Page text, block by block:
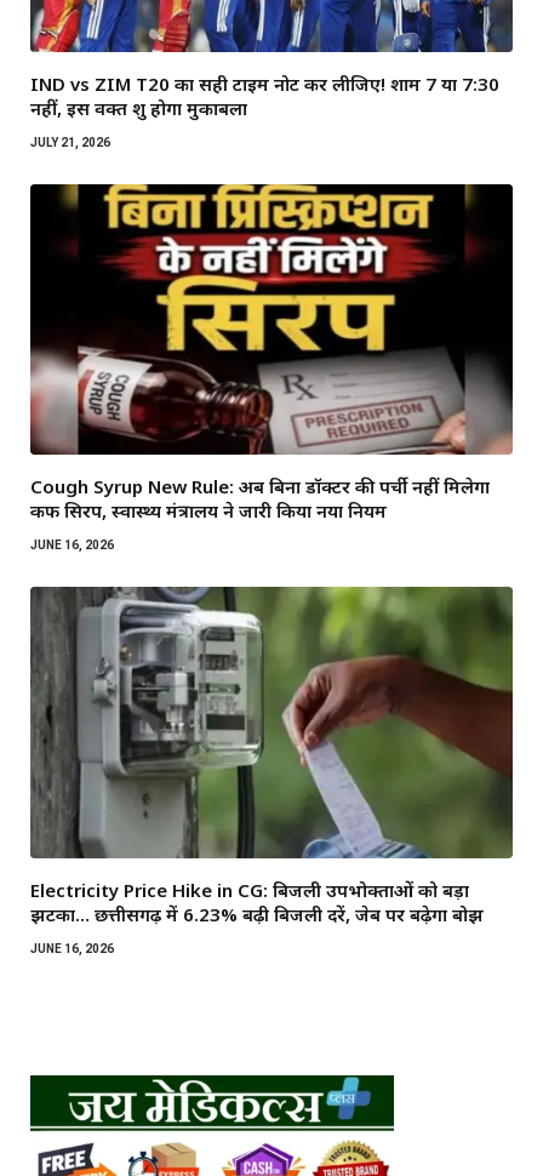
IND vs ZIM T20 का सही टाइम नोट कर लीजिए! शाम 7 या 7:30
नहीं, इस वक्त शुरू होगा मुकाबला
JULY 21, 2026
Cough Syrup New Rule: अब बिना डॉक्टर की पर्ची नहीं मिलेगा
कफ सिरप, स्वास्थ्य मंत्रालय ने जारी किया नया नियम
JUNE 16, 2026
Electricity Price Hike in CG: बिजली उपभोक्ताओं को बड़ा
झटका… छत्तीसगढ़ में 6.23% बढ़ी बिजली दरें, जेब पर बढ़ेगा बोझ
JUNE 16, 2026